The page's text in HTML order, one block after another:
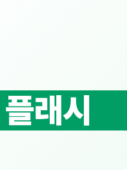
플래시